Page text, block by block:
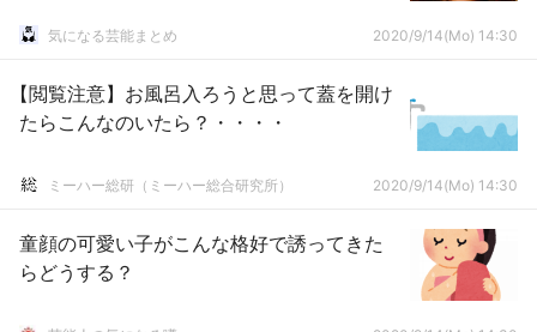
気になる芸能まとめ 2020/9/14(Mo) 14:30
【閲覧注意】お風呂入ろうと思って蓋を開け
たらこんなのいたら？・・・・
ミーハー総研（ミーハー総合研究所） 2020/9/14(Mo) 14:30
童顔の可愛い子がこんな格好で誘ってきた
らどうする？